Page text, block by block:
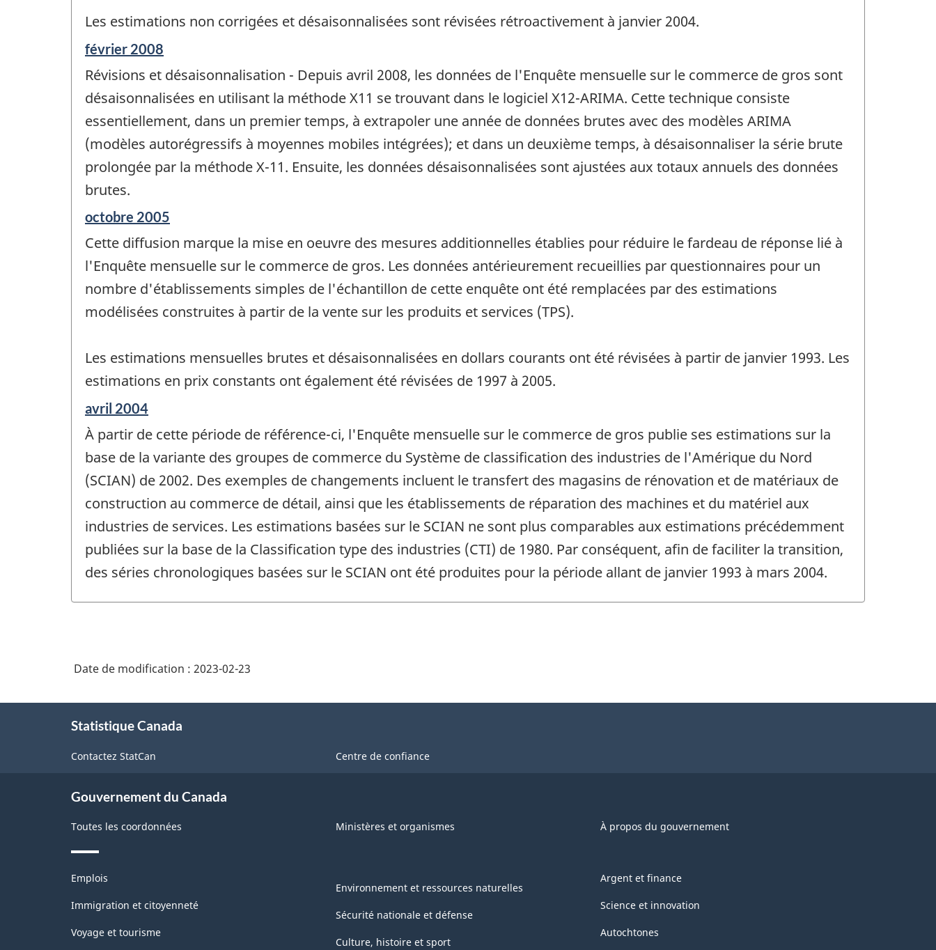
Les estimations non corrigées et désaisonnalisées sont révisées rétroactivement à janvier 2004.
Période
référence
de
-
février 2008
Révisions et désaisonnalisation - Depuis avril 2008, les données de l'Enquête mensuelle sur le commerce de gros sont
désaisonnalisées en utilisant la méthode X11 se trouvant dans le logiciel X12-ARIMA. Cette technique consiste
essentiellement, dans un premier temps, à extrapoler une année de données brutes avec des modèles ARIMA
(modèles autorégressifs à moyennes mobiles intégrées); et dans un deuxième temps, à désaisonnaliser la série brute
prolongée par la méthode X-11. Ensuite, les données désaisonnalisées sont ajustées aux totaux annuels des données
brutes.
Période
référence
de
changement
-
octobre 2005
Cette diffusion marque la mise en oeuvre des mesures additionnelles établies pour réduire le fardeau de réponse lié à
l'Enquête mensuelle sur le commerce de gros. Les données antérieurement recueillies par questionnaires pour un
nombre d'établissements simples de l'échantillon de cette enquête ont été remplacées par des estimations
modélisées construites à partir de la vente sur les produits et services (TPS).
Les estimations mensuelles brutes et désaisonnalisées en dollars courants ont été révisées à partir de janvier 1993. Les
estimations en prix constants ont également été révisées de 1997 à 2005.
Période
de
référence
de
-
avril 2004
À partir de cette période de référence-ci, l'Enquête mensuelle sur le commerce de gros publie ses estimations sur la
base de la variante des groupes de commerce du Système de classification des industries de l'Amérique du Nord
(SCIAN) de 2002. Des exemples de changements incluent le transfert des magasins de rénovation et de matériaux de
construction au commerce de détail, ainsi que les établissements de réparation des machines et du matériel aux
industries de services. Les estimations basées sur le SCIAN ne sont plus comparables aux estimations précédemment
publiées sur la base de la Classification type des industries (CTI) de 1980. Par conséquent, afin de faciliter la transition,
des séries chronologiques basées sur le SCIAN ont été produites pour la période allant de janvier 1993 à mars 2004.
Date de modification : 2023-02-23
Statistique Canada
Contactez StatCan Centre de confiance
Gouvernement du Canada
Toutes les coordonnées Ministères et organismes À propos du gouvernement
Thèmes
sujets
Emplois
Immigration et citoyenneté
Voyage et tourisme
Environnement et ressources naturelles
Sécurité nationale et défense
Culture, histoire et sport
Argent et finance
Science et innovation
Autochtones